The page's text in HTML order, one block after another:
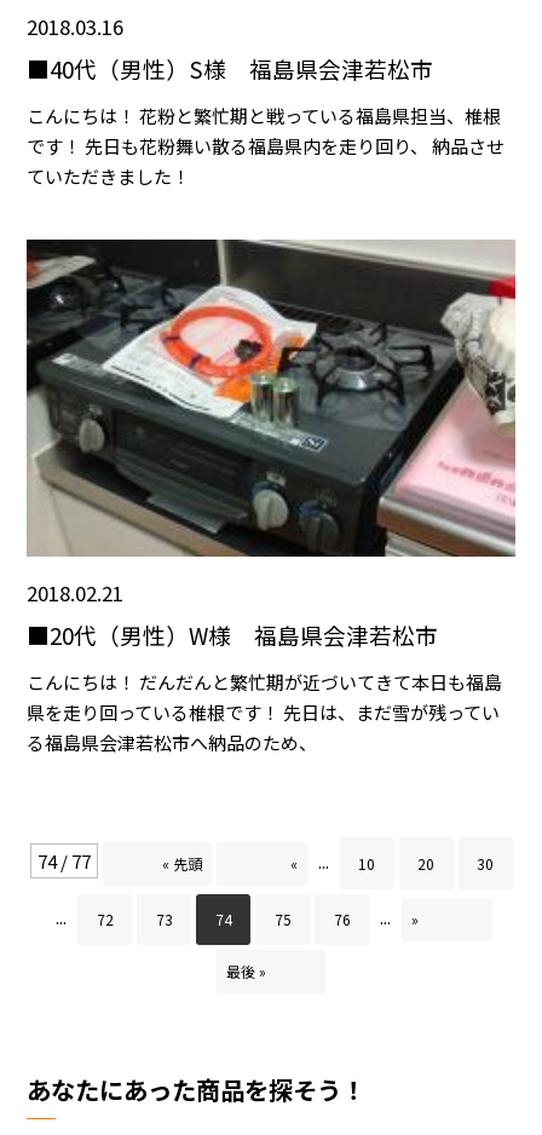
2018.03.16
■40代（男性）S様 福島県会津若松市
こんにちは！ 花粉と繁忙期と戦っている福島県担当、椎根
です！ 先日も花粉舞い散る福島県内を走り回り、 納品させ
ていただきました！
2018.02.21
■20代（男性）W様 福島県会津若松市
こんにちは！ だんだんと繁忙期が近づいてきて本日も福島
県を走り回っている椎根です！ 先日は、まだ雪が残ってい
る福島県会津若松市へ納品のため、
74 / 77 « 先頭 « ... 10 20 30
... 72 73 74 75 76 ... »
最後 »
あなたにあった商品を探そう！